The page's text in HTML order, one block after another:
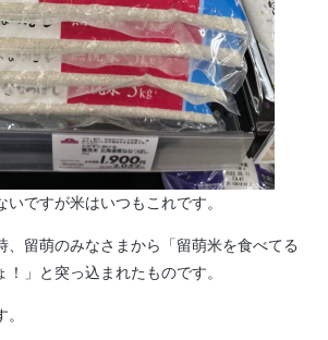
ですが米はいつもこれです。
、留萌のみなさまから「留萌米を食べてる
」と突っ込まれたものです。